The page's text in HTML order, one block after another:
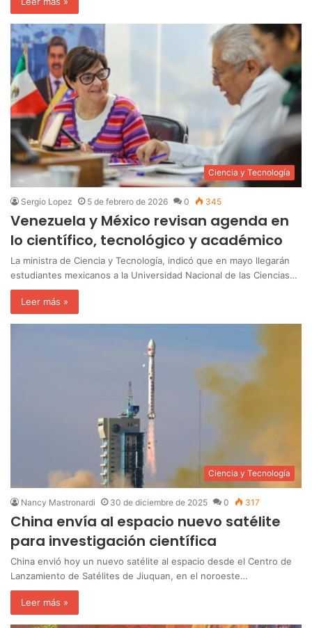
Ciencia y Tecnología
Sergio Lopez 5 de febrero de 2026 0 345
Venezuela y México revisan agenda en
lo científico, tecnológico y académico
La ministra de Ciencia y Tecnología, indicó que en mayo llegarán
estudiantes mexicanos a la Universidad Nacional de las Ciencias…
Leer más »
Ciencia y Tecnología
Nancy Mastronardi 30 de diciembre de 2025 0 317
China envía al espacio nuevo satélite
para investigación científica
China envió hoy un nuevo satélite al espacio desde el Centro de
Lanzamiento de Satélites de Jiuquan, en el noroeste…
Leer más »